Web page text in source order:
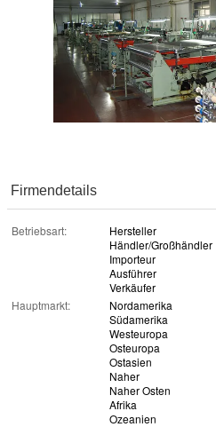
Firmendetails
Betriebsart:
Hersteller
Händler/Großhändler
Importeur
Ausführer
Verkäufer
Hauptmarkt:
Nordamerika
Südamerika
Westeuropa
Osteuropa
Ostasien
Naher
Naher Osten
Afrika
Ozeanien